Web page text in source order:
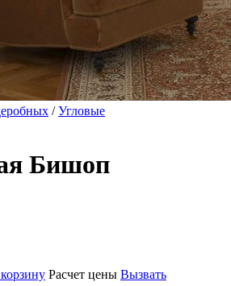
/Угловые
Бишоп
Расчет цены Вызвать